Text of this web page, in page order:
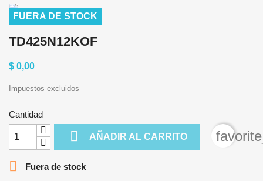
FUERA DE STOCK
TD425N12KOF
$ 0,00
Impuestos excluidos
Cantidad
 AÑADIR AL CARRITO

Fuera de stock